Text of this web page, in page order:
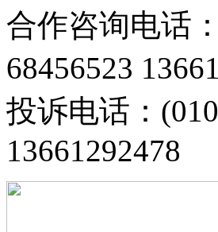
合作咨询电话
68456523
投诉电话：
13661292478